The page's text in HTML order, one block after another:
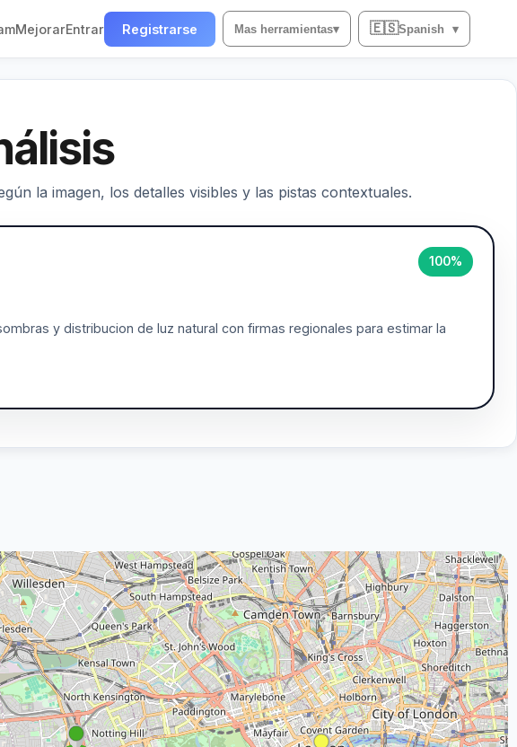
MejorarEntrar Registrarse Mas herramientas▾ 🇪🇸Spanish ▾
la imagen, los detalles visibles y las pistas contextuales.
100%
y distribucion de luz natural con firmas regionales para estimar la